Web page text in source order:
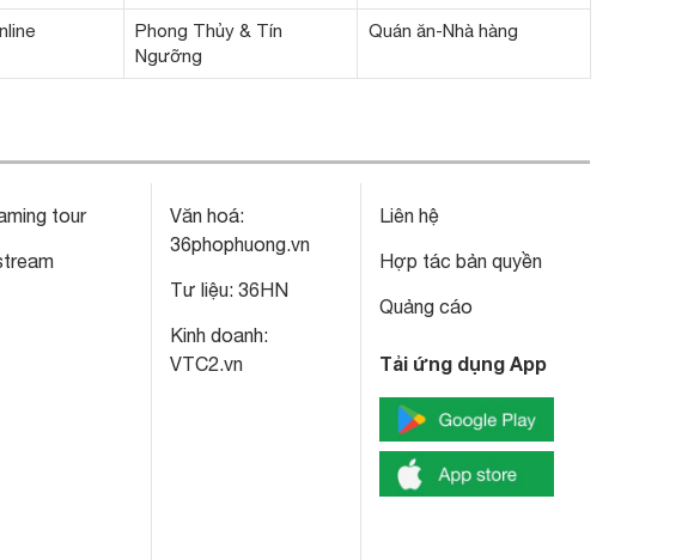
Phong Thủy & Tín
Ngưỡng
Quán ăn-Nhà hàng
tour
Văn hoá:
36phophuong.vn
Tư liệu: 36HN
Kinh doanh:
VTC2.vn
Liên hệ
Hợp tác bản quyền
Quảng cáo
Tải ứng dụng App